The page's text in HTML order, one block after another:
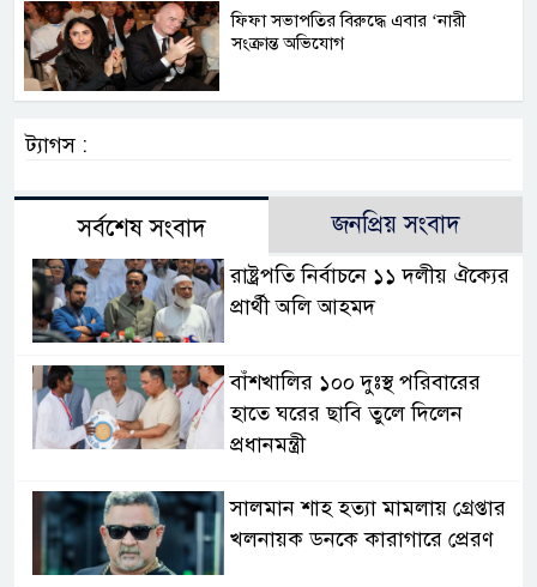
ফিফা সভাপতির বিরুদ্ধে এবার ‘নারী
সংক্রান্ত অভিযোগ
ট্যাগস :
সর্বশেষ সংবাদ জনপ্রিয় সংবাদ
রাষ্ট্রপতি নির্বাচনে ১১ দলীয় ঐক্যের
প্রার্থী অলি আহমদ
বাঁশখালির ১০০ দুঃস্থ পরিবারের
হাতে ঘরের ছাবি তুলে দিলেন
প্রধানমন্ত্রী
সালমান শাহ হত্যা মামলায় গ্রেপ্তার
খলনায়ক ডনকে কারাগারে প্রেরণ